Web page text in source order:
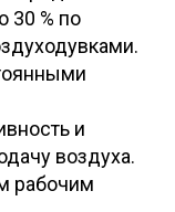
30 % по
и
воздуха.
рабочим